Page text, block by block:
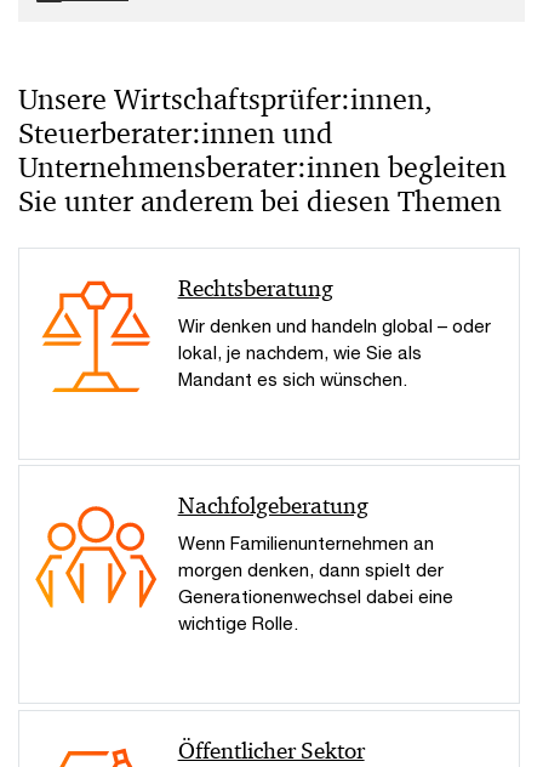
Unsere Wirtschaftsprüfer:innen,
Steuerberater:innen und
Unternehmensberater:innen begleiten
Sie unter anderem bei diesen Themen
Rechtsberatung
Wir denken und handeln global – oder
lokal, je nachdem, wie Sie als
Mandant es sich wünschen.
Nachfolgeberatung
Wenn Familienunternehmen an
morgen denken, dann spielt der
Generationenwechsel dabei eine
wichtige Rolle.
Öffentlicher Sektor